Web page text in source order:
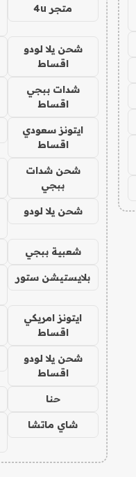
متجر 4u
شحن يلا لودو
اقساط
شدات ببجي
اقساط
ايتونز سعودي
اقساط
شحن شدات
ببجي
شحن يلا لودو
شعبية ببجي
بلايستيشن ستور
ايتونز امريكي
اقساط
شحن يلا لودو
اقساط
حنا
شاي ماتشا